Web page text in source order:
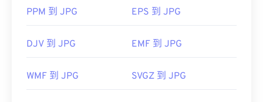
PPM 到 JPG EPS 到 JPG
DJV 到 JPG EMF 到 JPG
WMF 到 JPG SVGZ 到 JPG